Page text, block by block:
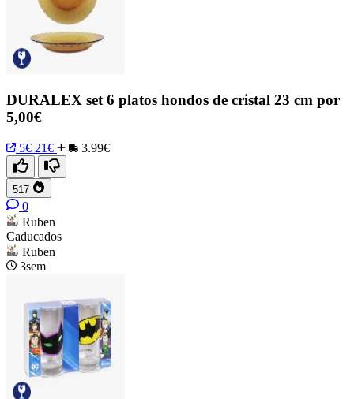
DURALEX set 6 platos hondos de cristal 23 cm por
5,00€
5€ 21€ 3.99€
517
0
Ruben
Caducados
Ruben
3sem